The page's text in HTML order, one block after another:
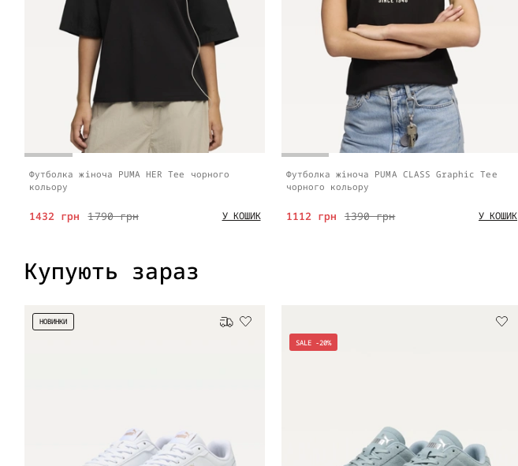
Футболка жіноча PUMA HER Tee чорного
кольору
1790 грн
1432 грн У КОШИК
Футболка жіноча PUMA CLASS Graphic Tee
чорного кольору
1390 грн
1112 грн У КОШИК
Купують зараз
НОВИНКИ Безкоштовна доставка
SALE -20%